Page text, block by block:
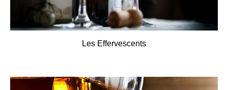
Les Effervescents